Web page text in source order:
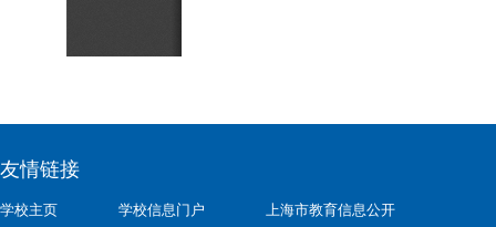
友情链接
学校主页 学校信息门户
上海市教育信息公开